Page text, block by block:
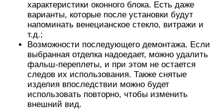
характеристики оконного блока. Есть даже
варианты, которые после установки будут
напоминать венецианское стекло, витражи и
т.д.;
Возможности последующего демонтажа. Если
выбранная отделка надоедает, можно удалить
фальш-переплеты, и при этом не остается
следов их использования. Также снятые
изделия впоследствии можно будет
использовать повторно, чтобы изменить
внешний вид.